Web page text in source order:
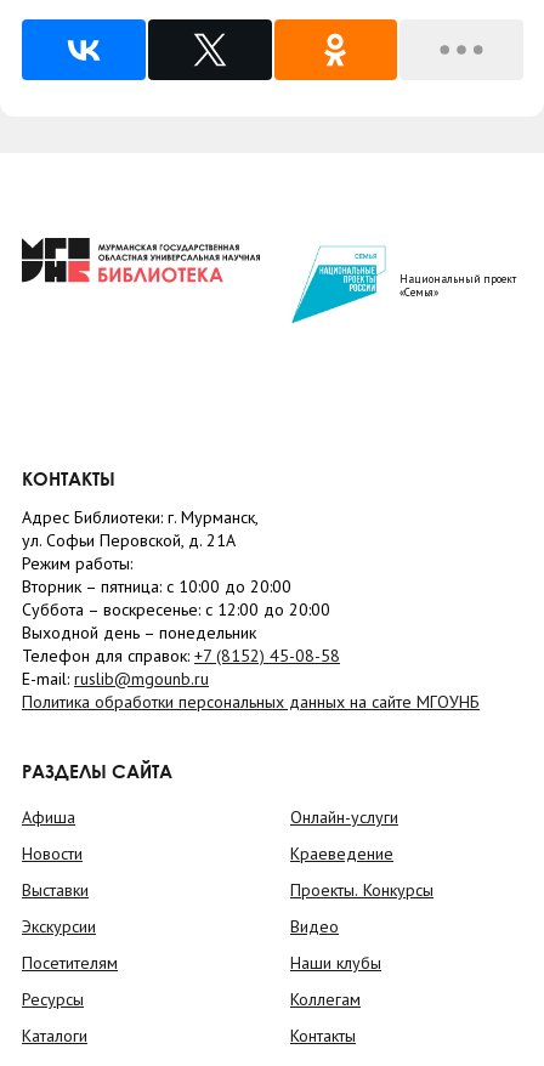
Национальный проект
«Семья»
КОНТАКТЫ
Адрес Библиотеки: г. Мурманск,
ул. Софьи Перовской, д. 21А
Режим работы:
Вторник – пятница: с 10:00 до 20:00
Суббота – воскресенье: c 12:00 до 20:00
Выходной день – понедельник
Телефон для справок: +7 (8152) 45-08-58
E-mail: ruslib@mgounb.ru
Политика обработки персональных данных на сайте МГОУНБ
РАЗДЕЛЫ САЙТА
Афиша
Новости
Выставки
Экскурсии
Посетителям
Ресурсы
Каталоги
Онлайн-услуги
Краеведение
Проекты. Конкурсы
Видео
Наши клубы
Коллегам
Контакты